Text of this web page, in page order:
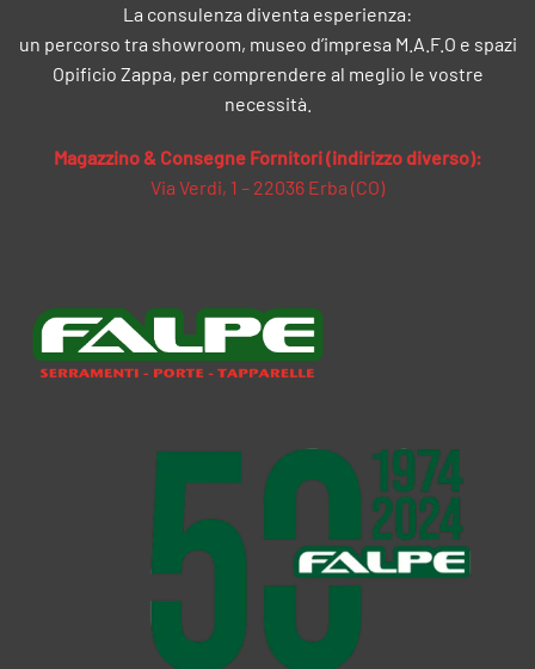
La consulenza diventa esperienza:
un percorso tra showroom, museo d’impresa M.A.F.O e spazi
Opificio Zappa, per comprendere al meglio le vostre
necessità.
Magazzino & Consegne Fornitori (indirizzo diverso):
Via Verdi, 1 – 22036 Erba (CO)